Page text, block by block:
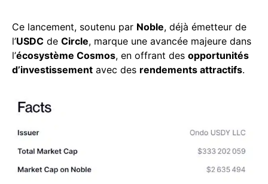
Ce lancement, soutenu par Noble, déjà émetteur de
l’USDC de Circle, marque une avancée majeure dans
l’écosystème Cosmos, en offrant des opportunités
d’investissement avec des rendements attractifs.